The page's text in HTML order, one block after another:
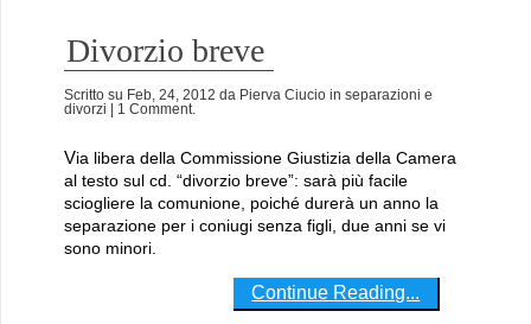
Divorzio breve
Scritto su Feb, 24, 2012 da Pierva Ciucio in separazioni e
divorzi
| 1 Comment.
Via libera della Commissione Giustizia della Camera
al testo sul cd. “divorzio breve”: sarà più facile
sciogliere la comunione, poiché durerà un anno la
separazione per i coniugi senza figli, due anni se vi
sono minori.
Continue Reading...